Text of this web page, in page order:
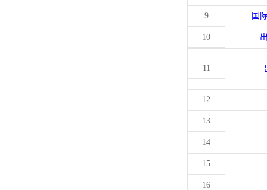
9 国
10
11
12
13
14
15
16